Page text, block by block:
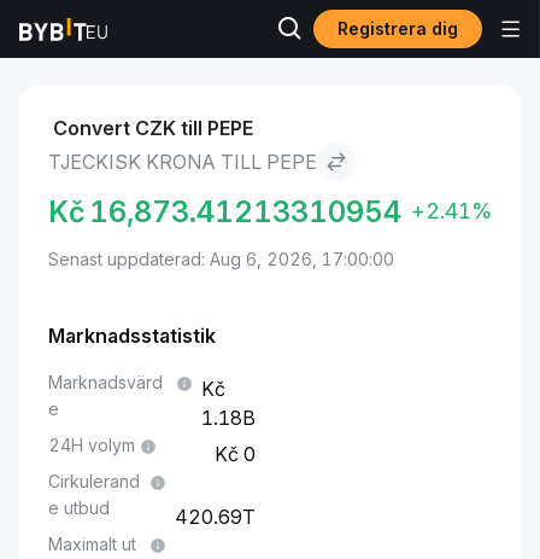
Registrera dig
Marknader Tjeckisk krona to Pepe
Convert CZK till PEPE
TJECKISK KRONA TILL PEPE
Kč 16,873.41213310954 +2.41%
Senast uppdaterad: Aug 6, 2026, 17:00:00
Marknadsstatistik
Marknadsvärd
e
1.18B
24H volym 0
Cirkulerand
e utbud
420.69T
Maximalt ut